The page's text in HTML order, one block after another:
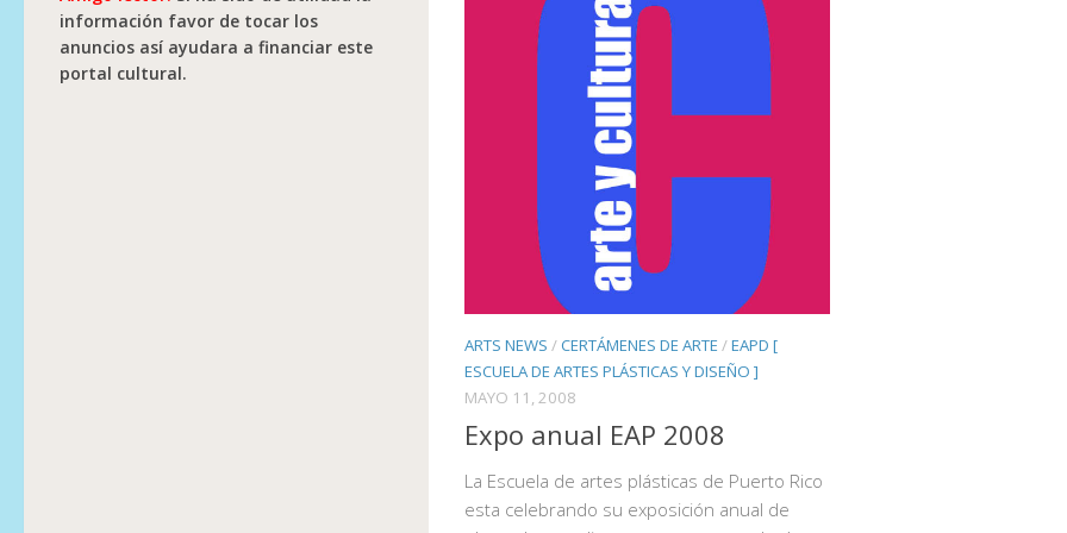
ARTS NEWS /CERTÁMENES DE ARTE /EAPD [
ESCUELA DE ARTES PLÁSTICAS Y DISEÑO ]
MAYO 11, 2008
Expo anual EAP 2008
La Escuela de artes plásticas de Puerto Rico
esta celebrando su exposición anual de
información favor de tocar los
anuncios así ayudara a financiar este
portal cultural.